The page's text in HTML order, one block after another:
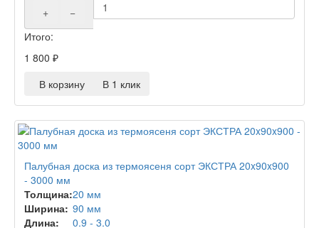
+
−
Итого:
1 800 ₽
В корзину
В 1 клик
Палубная доска из термоясеня сорт ЭКСТРА 20x90x900
- 3000 мм
Толщина:20 мм
Ширина: 90 мм
Длина:
0.9 - 3.0